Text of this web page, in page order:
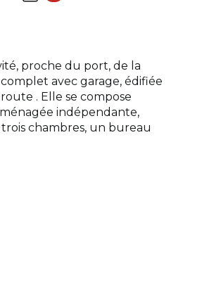
proche du port, de la
avec garage, édifiée
. Elle se compose
indépendante,
chambres, un bureau